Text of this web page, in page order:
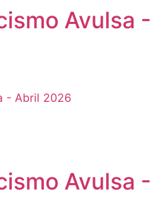
Avulsa -
Avulsa -